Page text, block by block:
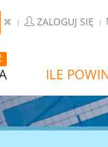
ZALOGUJ SIĘ
ILE